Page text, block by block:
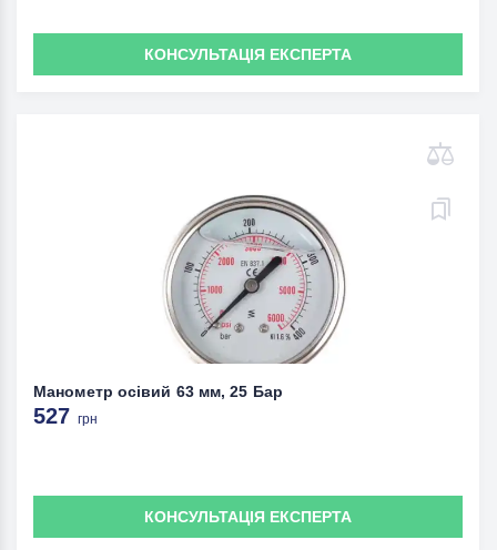
КОНСУЛЬТАЦІЯ ЕКСПЕРТА
Манометр осівий 63 мм, 25 Бар
527 грн
КОНСУЛЬТАЦІЯ ЕКСПЕРТА